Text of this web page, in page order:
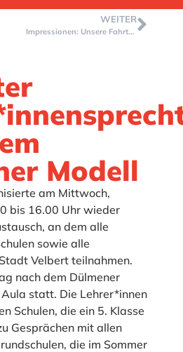
WEITER
Impressionen: Unsere Fahrten- und Projektwoche vom 07.10. – 11.10.2024
Modell
am Mittwoch,
bis 16.00 Uhr wieder
an dem alle
sowie alle
Velbert teilnahmen.
nach dem Dülmener
statt. Die Lehrer*innen
Schulen, die ein 5. Klasse
Gesprächen mit allen
die im Sommer